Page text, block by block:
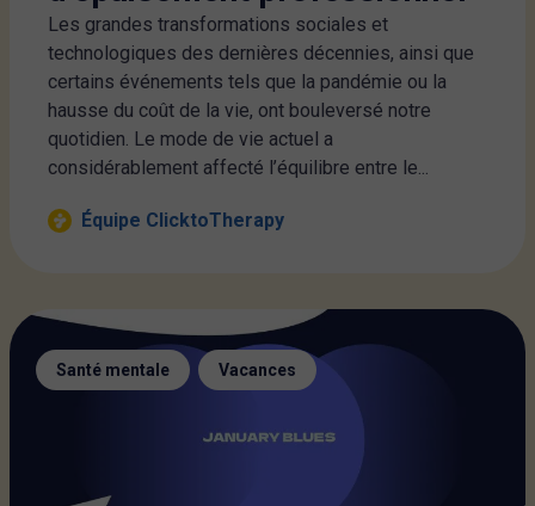
Les grandes transformations sociales et
technologiques des dernières décennies, ainsi que
certains événements tels que la pandémie ou la
hausse du coût de la vie, ont bouleversé notre
quotidien. Le mode de vie actuel a
considérablement affecté l’équilibre entre le...
Équipe ClicktoTherapy
Santé mentale , Vacances